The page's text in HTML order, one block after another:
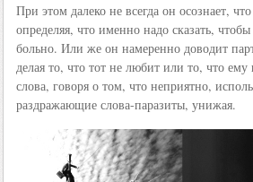
При этом далеко не всегда он осознает,
определяя, что именно надо сказать, чтобы
больно. Или же он намеренно доводит
делая то, что тот не любит или то, что ему
слова, говоря о том, что неприятно,
раздражающие слова-паразиты, унижая.